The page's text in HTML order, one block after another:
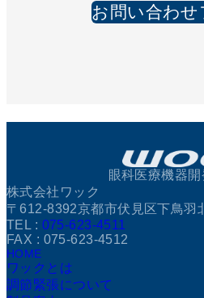
お問い合わせ
眼科医療機器
株式会社ワック
〒612-8392京都市伏見区下鳥羽
TEL : 075-623-4511
FAX : 075-623-4512
HOME
ワックとは
調節緊張について